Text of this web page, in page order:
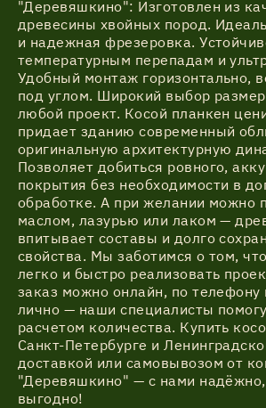
"Деревяшкино": Изготовлен из
древесины хвойных пород.
и надежная фрезеровка.
температурным перепадам и
Удобный монтаж горизонтально,
под углом. Широкий выбор
любой проект. Косой планкен
придает зданию современный
оригинальную архитектурную
Позволяет добиться ровного,
покрытия без необходимости в
обработке. А при желании можно
маслом, лазурью или лаком —
впитывает составы и долго
свойства. Мы заботимся о том,
легко и быстро реализовать
заказ можно онлайн, по телефону
лично — наши специалисты
расчетом количества. Купить
Санкт-Петербурге и
доставкой или самовывозом от
"Деревяшкино" — с нами
выгодно!